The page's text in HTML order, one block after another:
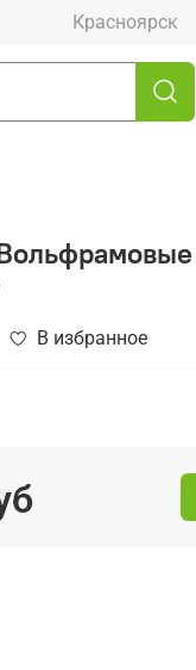
Красноярск
В избранное